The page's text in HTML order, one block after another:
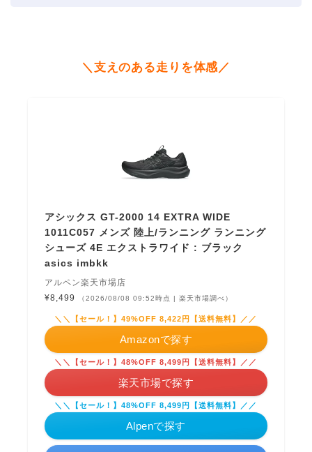
＼支えのある走りを体感／
アシックス GT-2000 14 EXTRA WIDE
1011C057 メンズ 陸上/ランニング ランニング
シューズ 4E エクストラワイド : ブラック
asics imbkk
アルペン楽天市場店
¥8,499
（2026/08/08 09:52時点 | 楽天市場調べ）
＼＼【セール！】49%OFF 8,422円【送料無料】／／
Amazonで探す
＼＼【セール！】48%OFF 8,499円【送料無料】／／
楽天市場で探す
＼＼【セール！】48%OFF 8,499円【送料無料】／／
Alpenで探す